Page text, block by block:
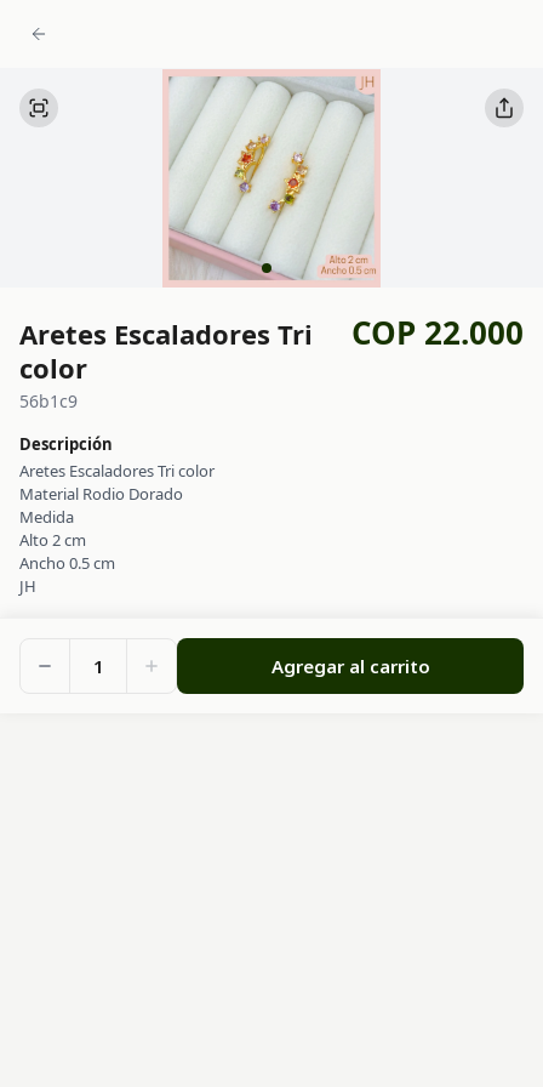
Aretes Escaladores Tri
color
COP 22.000
56b1c9
Descripción
Aretes Escaladores Tri color
Material Rodio Dorado
Medida
Alto 2 cm
Ancho 0.5 cm
JH
1 Agregar al carrito